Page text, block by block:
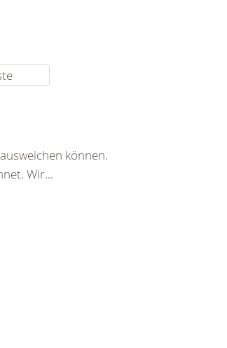
können.
Wir...